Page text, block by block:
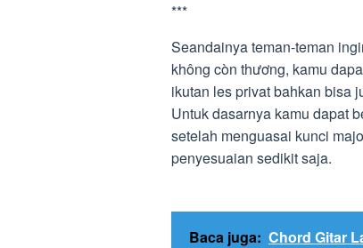
***
Seandainya teman-teman
không còn thương, kamu
ikutan les privat bahkan bisa
Untuk dasarnya kamu dapat
setelah menguasai kunci
penyesuaian sedikit saja.
Baca juga: Chord Gitar